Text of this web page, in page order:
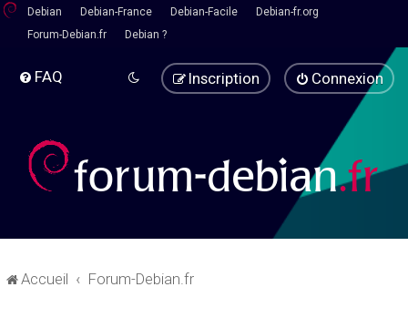
Debian Debian-France Debian-Facile
Debian-fr.org
Forum-Debian.fr
Debian ?
FAQ Connexion
Inscription
Accueil Forum-Debian.fr